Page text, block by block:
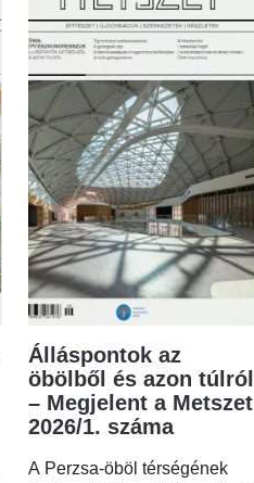
Álláspontok az
öbölből és azon túlról
– Megjelent a Metszet
2026/1. száma
A Perzsa-öböl térségének